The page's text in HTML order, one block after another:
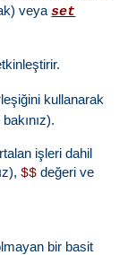
veyaset
kullanarak
işleri dahil
$$ değeri ve
bir basit